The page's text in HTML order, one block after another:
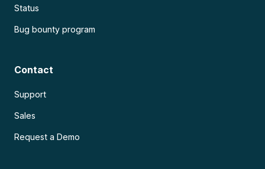
Status
Bug bounty program
Contact
Support
Sales
Request a Demo